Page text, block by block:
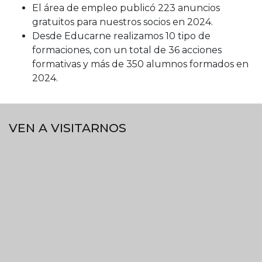
El área de empleo publicó 223 anuncios
gratuitos para nuestros socios en 2024.
Desde Educarne realizamos 10 tipo de
formaciones, con un total de 36 acciones
formativas y más de 350 alumnos formados en
2024.
VEN A VISITARNOS